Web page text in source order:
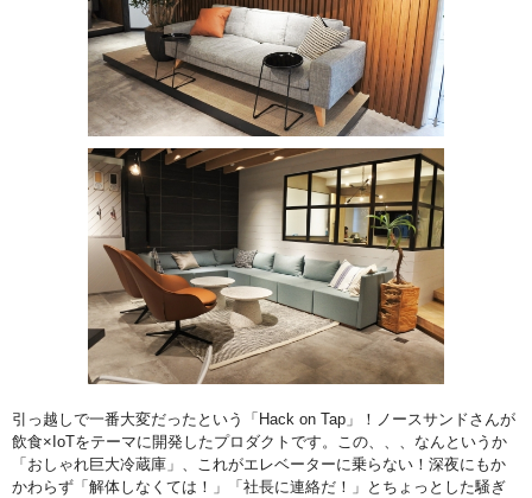
引っ越しで一番大変だったという「Hack on Tap」！ノースサンドさんが
飲食×IoTをテーマに開発したプロダクトです。この、、、なんというか
「おしゃれ巨大冷蔵庫」、これがエレベーターに乗らない！深夜にもか
かわらず「解体しなくては！」「社長に連絡だ！」とちょっとした騒ぎ